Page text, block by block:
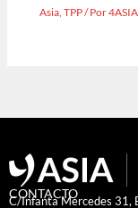
Asia,TPP/ Por4ASIA
CONTACTO
C/Infanta Mercedes 31,